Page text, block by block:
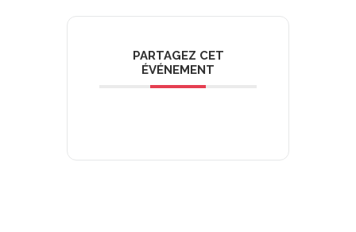
PARTAGEZ CET
ÉVÉNEMENT